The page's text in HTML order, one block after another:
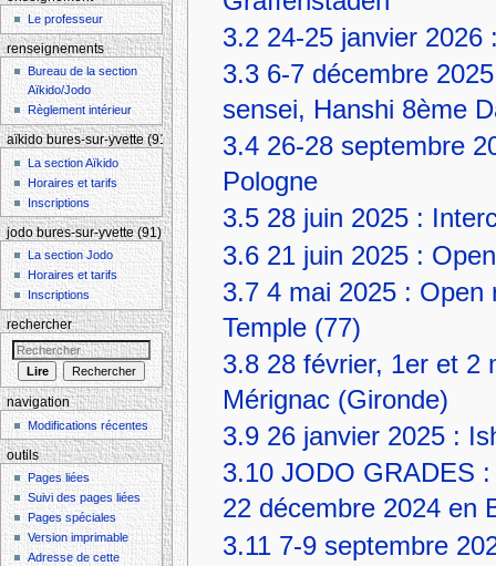
3.2 24-25 janvier 2026
3.3 6-7 décembre
sensei, Hanshi 8ème
3.4 26-28 septembre
Pologne
3.5 28 juin 2025 :
3.6 21 juin 2025 :
3.7 4 mai 2025 : Open
Temple (77)
3.8 28 février, 1er et 2
Mérignac (Gironde)
3.9 26 janvier 2025 :
3.10 JODO GRADES
22 décembre 2024 en
3.11 7-9 septembre
Le professeur
renseignements
Bureau de la section
Aïkido/Jodo
Règlement intérieur
aïkido bures-sur-yvette (91)
La section Aïkido
Horaires et tarifs
Inscriptions
jodo bures-sur-yvette (91)
La section Jodo
Horaires et tarifs
Inscriptions
rechercher
navigation
Modifications récentes
outils
Pages liées
Suivi des pages liées
Pages spéciales
Version imprimable
Adresse de cette